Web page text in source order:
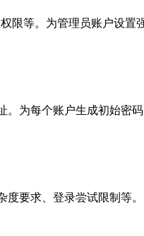
限等。为管理员账户设置
。为每个账户生成初始密
要求、登录尝试限制等。